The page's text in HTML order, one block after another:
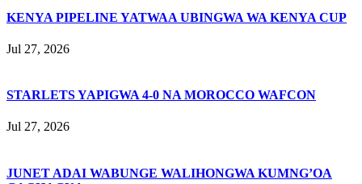
KENYA PIPELINE YATWAA UBINGWA WA KENYA CUP
Jul 27, 2026
STARLETS YAPIGWA 4-0 NA MOROCCO WAFCON
Jul 27, 2026
JUNET ADAI WABUNGE WALIHONGWA KUMNG’OA